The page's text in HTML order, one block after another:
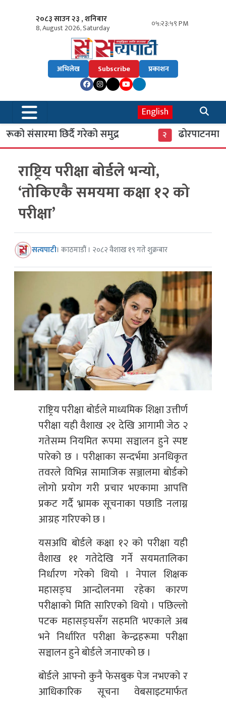
२०८३ साउन २३ , शनिबार
8, August 2026, Saturday ०५:२४:०० PM
अभिलेख Subscribe प्रकाशन
English
संसारमा छिर्दै गरेको समुद्र ढोरपाटनमा
राष्ट्रिय परीक्षा बोर्डले भन्यो,
‘तोकिएकै समयमा कक्षा १२ को
परीक्षा’
सत्यपाटी। काठमाडौं । २०८२ वैशाख १९ गते शुक्रबार
राष्ट्रिय परीक्षा बोर्डले माध्यमिक शिक्षा उत्तीर्ण
परीक्षा यही वैशाख २१ देखि आगामी जेठ २
गतेसम्म नियमित रूपमा सञ्चालन हुने स्पष्ट
पारेको छ । परीक्षाका सन्दर्भमा अनधिकृत
तवरले विभिन्न सामाजिक सञ्जालमा बोर्डको
लोगो प्रयोग गरी प्रचार भएकामा आपत्ति
प्रकट गर्दै भ्रामक सूचनाका पछाडि नलाग्न
आग्रह गरिएको छ ।
यसअघि बोर्डले कक्षा १२ को परीक्षा यही
वैशाख ११ गतेदेखि गर्ने सयमतालिका
निर्धारण गरेको थियो । नेपाल शिक्षक
महासङ्घ आन्दोलनमा रहेका कारण
परीक्षाको मिति सारिएको थियो । पछिल्लो
पटक महासङ्घसँग सहमति भएकाले अब
भने निर्धारित परीक्षा केन्द्रहरूमा परीक्षा
सञ्चालन हुने बोर्डले जनाएको छ ।
बोर्डले आफ्नो कुनै फेसबुक पेज नभएको र
आधिकारिक सूचना वेबसाइटमार्फत